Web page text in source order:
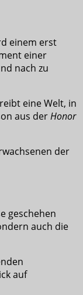
einem erst
einer
nach zu
eine Welt, in
aus derHonor
der
geschehen
auch die
auf